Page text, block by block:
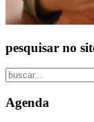
pesquisar no
Agenda